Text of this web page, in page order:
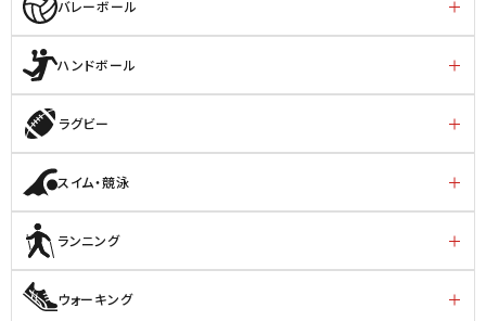
バレーボール
ハンドボール
ラグビー
スイム・競泳
ランニング
ウォーキング